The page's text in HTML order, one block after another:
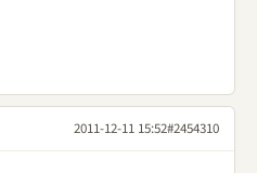
2011-12-11 15:52#2454310